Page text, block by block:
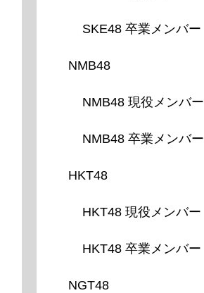
SKE48 卒業メンバー
NMB48
NMB48 現役メンバー
NMB48 卒業メンバー
HKT48
HKT48 現役メンバー
HKT48 卒業メンバー
NGT48